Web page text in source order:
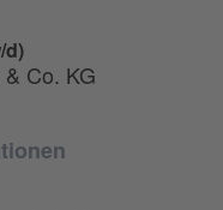
d)
Co. KG